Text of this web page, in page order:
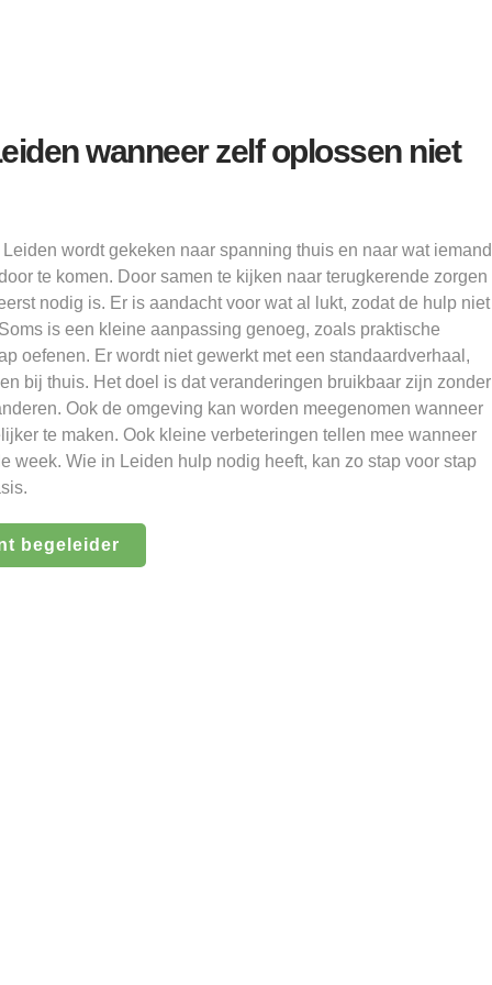
wanneer zelf oplossen niet
wordt gekeken naar spanning thuis en naar wat iemand
te komen. Door samen te kijken naar terugkerende zorgen
nodig is. Er is aandacht voor wat al lukt, zodat de hulp niet
is een kleine aanpassing genoeg, zoals praktische
oefenen. Er wordt niet gewerkt met een standaardverhaal,
bij thuis. Het doel is dat veranderingen bruikbaar zijn zonder
Ook de omgeving kan worden meegenomen wanneer
te maken. Ook kleine verbeteringen tellen mee wanneer
week. Wie in Leiden hulp nodig heeft, kan zo stap voor stap
begeleider